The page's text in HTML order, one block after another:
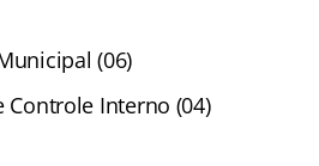
(06)
Interno (04)